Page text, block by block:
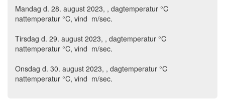
Mandag d. 28. august 2023, , dagtemperatur °C
nattemperatur °C, vind m/sec.
Tirsdag d. 29. august 2023, , dagtemperatur °C
nattemperatur °C, vind m/sec.
Onsdag d. 30. august 2023, , dagtemperatur °C
nattemperatur °C, vind m/sec.